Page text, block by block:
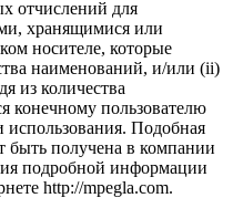
отчислений для
хранящимися или
носителе, которые
наименований, и/или (ii)
из количества
конечному пользователю
использования. Подобная
быть получена в компании
подробной информации
http://mpegla.com.